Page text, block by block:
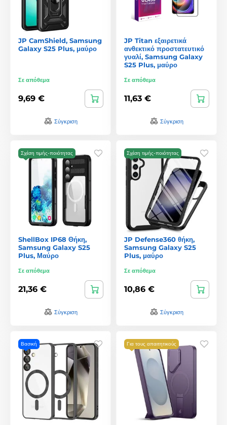
JP CamShield, Samsung
Galaxy S25 Plus, μαύρο
Σε απόθεμα
9,69 €
Σύγκριση
JP Titan εξαιρετικά
ανθεκτικό προστατευτικό
γυαλί, Samsung Galaxy
S25 Plus, μαύρο
Σε απόθεμα
11,63 €
Σύγκριση
Σχέση τιμής-ποιότητας
ShellBox IP68 Θήκη,
Samsung Galaxy S25
Plus, Μαύρο
Σε απόθεμα
21,36 €
Σύγκριση
Σχέση τιμής-ποιότητας
JP Defense360 θήκη,
Samsung Galaxy S25
Plus, μαύρο
Σε απόθεμα
10,86 €
Σύγκριση
Βασική Για τους απαιτητικούς